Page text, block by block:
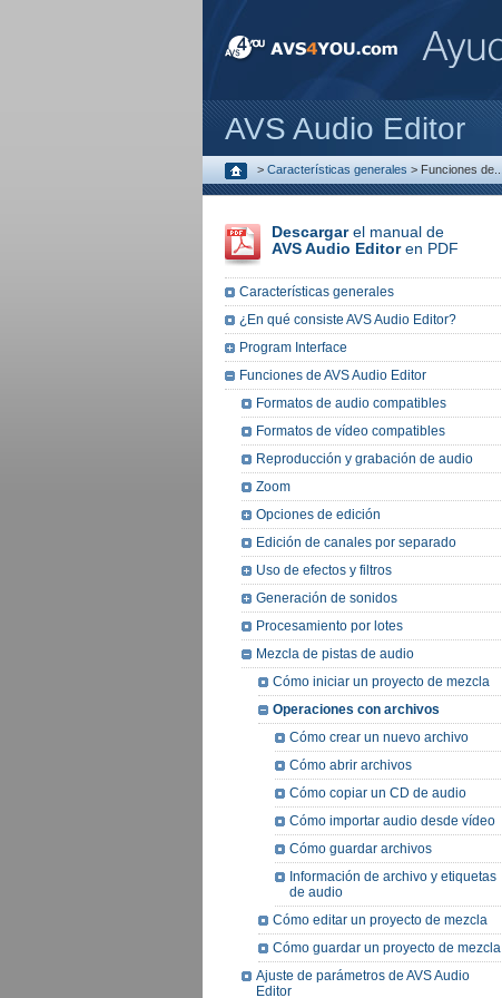
AVS Audio Editor
> Características generales > Funciones de...
Descargarel manual de
AVS Audio Editoren PDF
Características generales
¿En qué consiste AVS Audio Editor?
Program Interface
Funciones de AVS Audio Editor
Formatos de audio compatibles
Formatos de vídeo compatibles
Reproducción y grabación de audio
Zoom
Opciones de edición
Edición de canales por separado
Uso de efectos y filtros
Generación de sonidos
Procesamiento por lotes
Mezcla de pistas de audio
Cómo iniciar un proyecto de mezcla
Operaciones con archivos
Cómo crear un nuevo archivo
Cómo abrir archivos
Cómo copiar un CD de audio
Cómo importar audio desde vídeo
Cómo guardar archivos
Información de archivo y etiquetas
de audio
Cómo editar un proyecto de mezcla
Cómo guardar un proyecto de mezcla
Ajuste de parámetros de AVS Audio
Editor